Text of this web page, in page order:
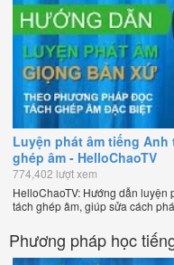
Luyện phát âm tiếng
ghép âm - HelloChaoTV
774,402 lượt xem
HelloChaoTV: Hướng dẫn
tách ghép âm, giúp sửa cách
Chương trình dạy tiếng Anh trực
Phương pháp học